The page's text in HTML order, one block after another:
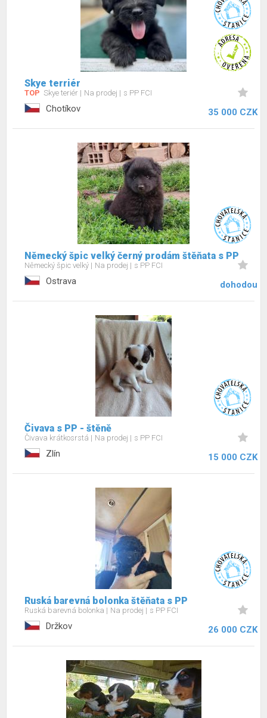
Skye terriér
TOP Skye teriér Na prodej s PP FCI
Chotíkov 35 000 CZK
Německý špic velký černý prodám štěňata s PP
Německý špic velký Na prodej s PP FCI
Ostrava dohodou
Čivava s PP - štěně
Čivava krátkosrstá Na prodej s PP FCI
Zlín 15 000 CZK
Ruská barevná bolonka štěňata s PP
Ruská barevná bolonka Na prodej s PP FCI
Držkov 26 000 CZK